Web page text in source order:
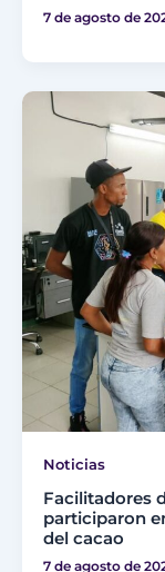
7 de agosto de
Noticias
Facilitadores
participaron
del cacao
7 de agosto de